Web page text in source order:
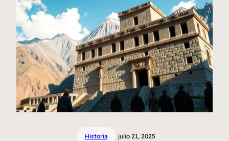
Historia julio 21, 2025